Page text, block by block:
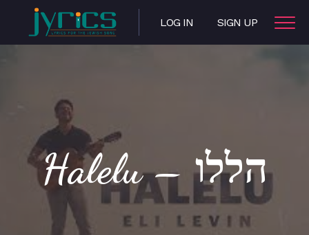
LOG IN SIGN UP
Halelu – הללו